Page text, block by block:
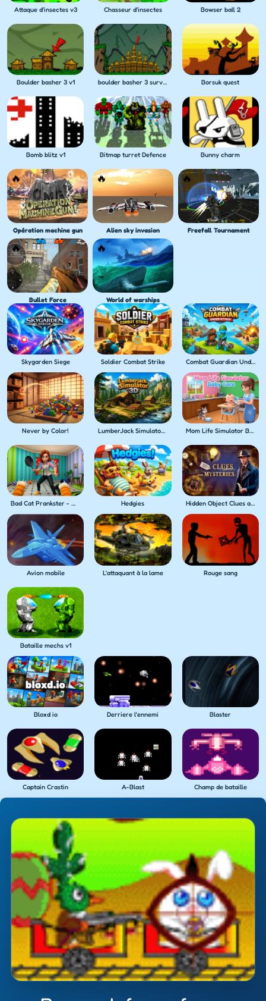
Attaque d'insectes v3 Chasseur d'insectes Bowser ball 2
Boulder basher 3 v1 boulder basher 3 survival Borsuk quest
Bomb blitz v1 Bitmap turret Defence Bunny charm
Opération machine gun Alien sky invasion Freefall Tournament
Bullet Force World of warships
Skygarden Siege Soldier Combat Strike Combat Guardian Under Attack
Never by Color! LumberJack Simulator 3D Mom Life Simulator Baby Care
Bad Cat Prankster - Mom's Return Hedgies Hidden Object Clues and Mysteries
Avion mobile L'attaquant à la lame Rouge sang
Bataille mechs v1
Bloxd io Derriere l'ennemi Blaster
Captain Crastin A-Blast Champ de bataille